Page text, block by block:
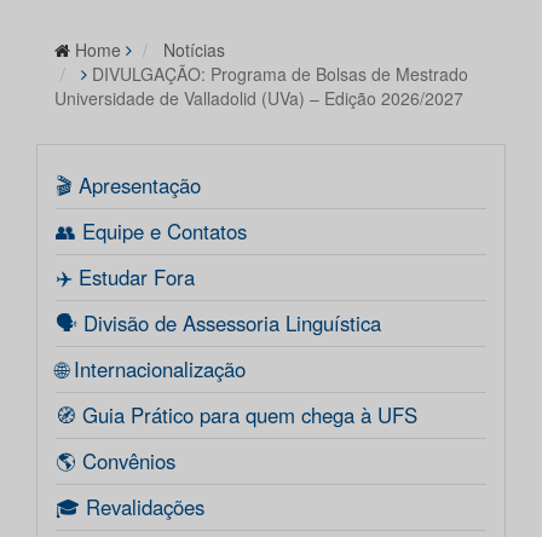
Home
Notícias
DIVULGAÇÃO: Programa de Bolsas de Mestrado
Universidade de Valladolid (UVa) – Edição 2026/2027
🎬 Apresentação
👥 Equipe e Contatos
✈️ Estudar Fora
🗣️ Divisão de Assessoria Linguística
🌐 Internacionalização
🧭 Guia Prático para quem chega à UFS
🌎 Convênios
🎓 Revalidações